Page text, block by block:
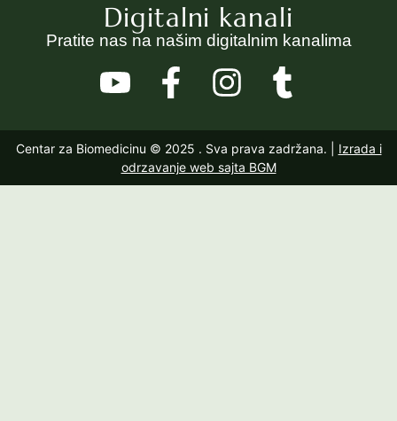
Digitalni kanali
Pratite nas na našim digitalnim kanalima
Centar za Biomedicinu © 2025 . Sva prava zadržana. | Izrada i
odrzavanje web sajta BGM